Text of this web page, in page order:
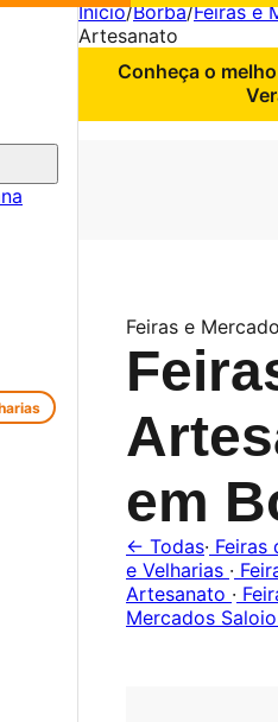
Início/Borba/Feiras e
Artesanato
Conheça o
Feiras e
em
← Todas· Feiras
e Velharias ·
Artesanato ·
Mercados